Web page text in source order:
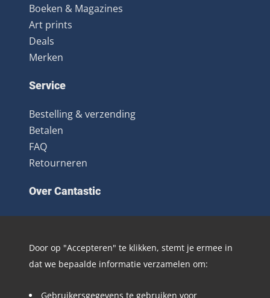
Boeken & Magazines
Art prints
Deals
Merken
Service
Bestelling & verzending
Betalen
FAQ
Retourneren
Over Cantastic
Over ons
Algemene voorwaarden
Nieuwsbrief
Door op "Accepteren" te klikken, stemt je ermee in
dat we bepaalde informatie verzamelen om:
Gebruikersgegevens te gebruiken voor